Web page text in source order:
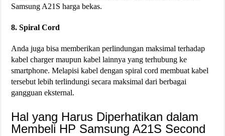
Samsung A21S harga bekas.
8. Spiral Cord
Anda juga bisa memberikan perlindungan maksimal terhadap
kabel charger maupun kabel lainnya yang terhubung ke
smartphone. Melapisi kabel dengan spiral cord membuat kabel
tersebut lebih terlindungi secara maksimal dari berbagai
gangguan eksternal.
Hal yang Harus Diperhatikan dalam
Membeli HP Samsung A21S Second